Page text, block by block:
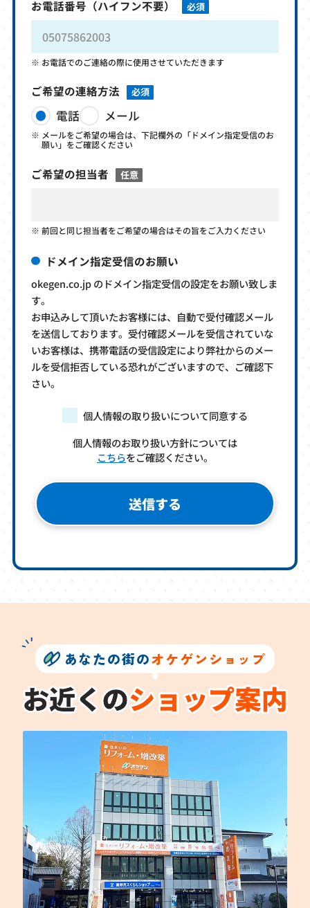
お電話番号 （ハイフン不要） 必須
お電話でのご連絡の際に使用させていただきます
ご希望の連絡方法 必須
電話 メール
メールをご希望の場合は、下記欄外の「ドメイン指定受信のお
願い」をご確認ください
ご希望の担当者 任意
前回と同じ担当者をご希望の場合はその旨をご入力ください
ドメイン指定受信のお願い
okegen.co.jp のドメイン指定受信の設定をお願い致しま
す。
お申込みして頂いたお客様には、自動で受付確認メール
を送信しております。受付確認メールを受信されていな
いお客様は、携帯電話の受信設定により弊社からのメー
ルを受信拒否している恐れがございますので、ご確認下
さい。
個人情報の取り扱いについて同意する
個人情報のお取り扱い方針については
こちらをご確認ください。
あなたの街のオケゲンショップ